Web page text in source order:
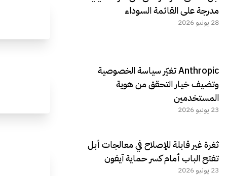
مدرجة على القائمة السوداء
28 يونيو 2026
Anthropic تغيّر سياسة الخصوصية
وتضيف خيار التحقق من هوية
المستخدمين
23 يونيو 2026
ثغرة غير قابلة للإصلاح في معالجات أبل
تفتح الباب أمام كسر حماية آيفون
23 يونيو 2026